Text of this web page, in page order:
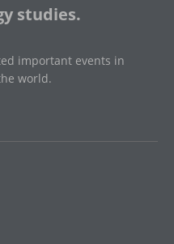
studies.
important events in
world.